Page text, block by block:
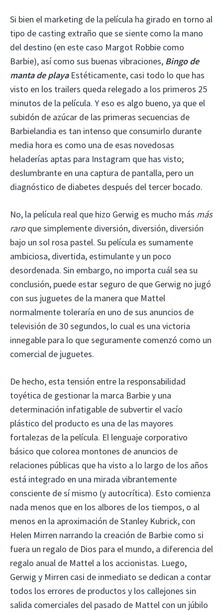
Si bien el marketing de la película ha girado en torno al
tipo de casting extraño que se siente como la mano
del destino (en este caso Margot Robbie como
Barbie), así como sus buenas vibraciones, Bingo de
manta de playaEstéticamente, casi todo lo que has
visto en los trailers queda relegado a los primeros 25
minutos de la película. Y eso es algo bueno, ya que el
subidón de azúcar de las primeras secuencias de
Barbielandia es tan intenso que consumirlo durante
media hora es como una de esas novedosas
heladerías aptas para Instagram que has visto;
deslumbrante en una captura de pantalla, pero un
diagnóstico de diabetes después del tercer bocado.
No, la película real que hizo Gerwig es mucho más más
raroque simplemente diversión, diversión, diversión
bajo un sol rosa pastel. Su película es sumamente
ambiciosa, divertida, estimulante y un poco
desordenada. Sin embargo, no importa cuál sea su
conclusión, puede estar seguro de que Gerwig no jugó
con sus juguetes de la manera que Mattel
normalmente toleraría en uno de sus anuncios de
televisión de 30 segundos, lo cual es una victoria
innegable para lo que seguramente comenzó como un
comercial de juguetes.
De hecho, esta tensión entre la responsabilidad
toyética de gestionar la marca Barbie y una
determinación infatigable de subvertir el vacío
plástico del producto es una de las mayores
fortalezas de la película. El lenguaje corporativo
básico que colorea montones de anuncios de
relaciones públicas que ha visto a lo largo de los años
está integrado en una mirada vibrantemente
consciente de sí mismo (y autocrítica). Esto comienza
nada menos que en los albores de los tiempos, o al
menos en la aproximación de Stanley Kubrick, con
Helen Mirren narrando la creación de Barbie como si
fuera un regalo de Dios para el mundo, a diferencia del
regalo anual de Mattel a los accionistas. Luego,
Gerwig y Mirren casi de inmediato se dedican a contar
todos los errores de productos y los callejones sin
salida comerciales del pasado de Mattel con un júbilo